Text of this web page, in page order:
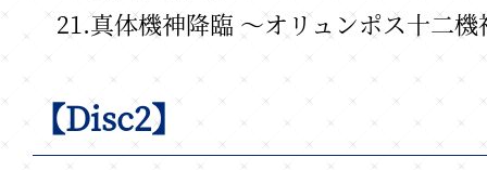
21.真体機神降臨 ～オリュンポス十二機
【Disc2】